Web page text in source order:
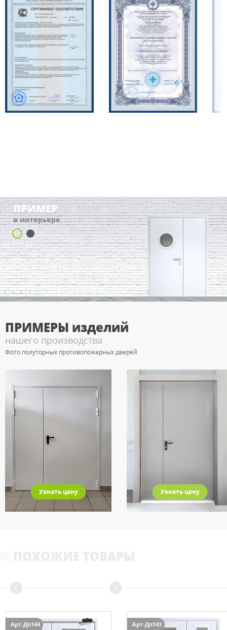
ПРИМЕР
в интерьере
ПРИМЕРЫ изделий
нашего производства
Фото полуторных противопожарных дверей
Узнать цену Узнать цену
Арт-Дп144 Арт-Дп143